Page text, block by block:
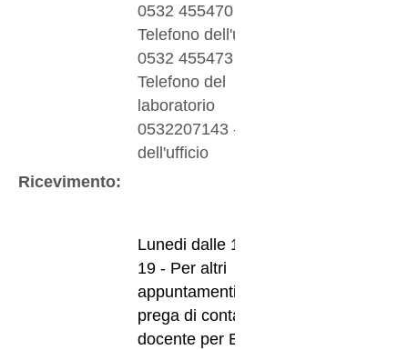
0532 455470
Telefono dell'ufficio
0532 455473
Telefono del
laboratorio
0532207143 -
dell'ufficio
Ricevimento:
Lunedi dalle 15 alle
19 - Per altri
appuntamenti si
prega di contattare il
docente per E-mail